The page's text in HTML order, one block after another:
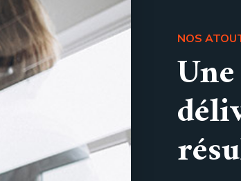
NOS